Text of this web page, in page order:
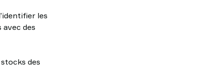
les
des
des